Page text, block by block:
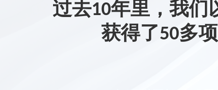
过去10年里，我们
获得了50多